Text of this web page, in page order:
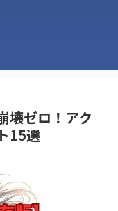
壊ゼロ！アク
15選